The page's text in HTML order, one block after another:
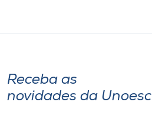
Unoesc
Selecione
Receba as
novidades da Unoesc